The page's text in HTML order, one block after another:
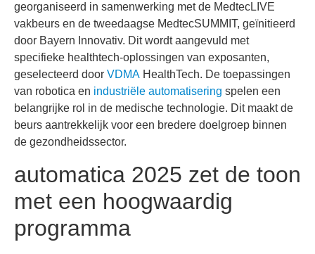
georganiseerd in samenwerking met de MedtecLIVE
vakbeurs en de tweedaagse MedtecSUMMIT, geïnitieerd
door Bayern Innovativ. Dit wordt aangevuld met
specifieke healthtech-oplossingen van exposanten,
geselecteerd door VDMA HealthTech. De toepassingen
van robotica en industriële automatisering spelen een
belangrijke rol in de medische technologie. Dit maakt de
beurs aantrekkelijk voor een bredere doelgroep binnen
de gezondheidssector.
automatica 2025 zet de toon
met een hoogwaardig
programma